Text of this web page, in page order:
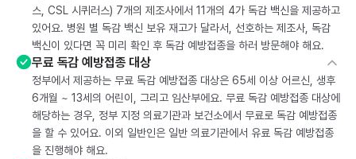
스, CSL 시퀴러스) 7개의 제조사에서 11개의 4가 독감 백신을 제공하고
있어요. 병원 별 독감 백신 보유 재고가 달라서, 선호하는 제조사, 독감
백신이 있다면 꼭 미리 확인 후 독감 예방접종을 하러 방문해야 해요.
무료 독감 예방접종 대상
정부에서 제공하는 무료 독감 예방접종 대상은 65세 이상 어르신, 생후
6개월 ~ 13세의 어린이, 그리고 임산부에요. 무료 독감 예방접종 대상에
해당하는 경우, 정부 지정 의료기관과 보건소에서 무료로 독감 예방접종
을 할 수 있어요. 이외 일반인은 일반 의료기관에서 유료 독감 예방접종
을 진행해야 해요.